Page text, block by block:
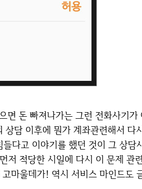
담 이후에 뭔가 계좌관련해서 다
다고 이야기를 했던 것이 그 상담
저 적당한 시일에 다시 이 문제 관
마울데가! 역시 서비스 마인드도